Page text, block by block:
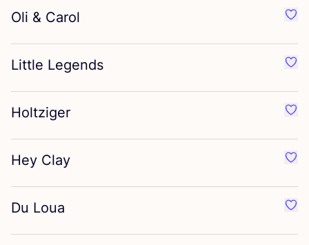
Oli & Carol
Little Legends
Holtziger
Hey Clay
Du Loua